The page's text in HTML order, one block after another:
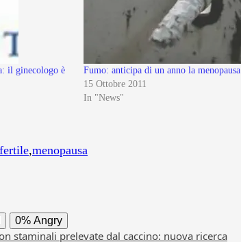
il ginecologo è
Fumo: anticipa di un anno la menopausa
15 Ottobre 2011
In "News"
fertile,menopausa
0% Angry
staminali prelevate dal caccino: nuova ricerca